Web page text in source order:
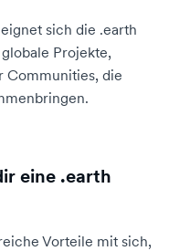
sich die .earth
Projekte,
Communities, die
eine .earth
Vorteile mit sich,